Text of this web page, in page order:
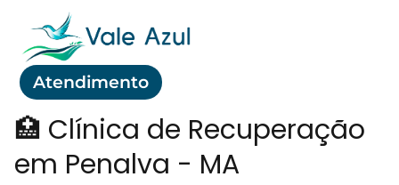
Atendimento
🏥 Clínica de Recuperação
em Penalva - MA